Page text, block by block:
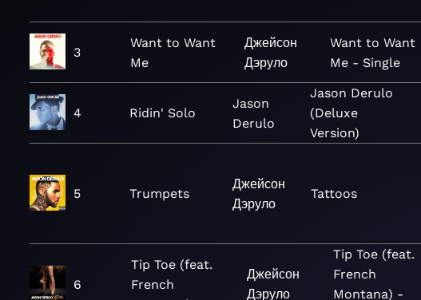
3
Want to Want
Me
Джейсон
Дэруло
Want to Want
Me - Single
4 Ridin' Solo
Jason
Derulo
Jason Derulo
(Deluxe
Version)
5 Trumpets
Джейсон
Дэруло
Tattoos
6
Tip Toe (feat.
French
Джейсон
Дэруло
Tip Toe (feat.
French
Montana) -